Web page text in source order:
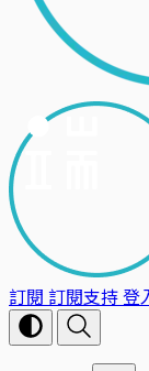
訂閱 訂閱支持登